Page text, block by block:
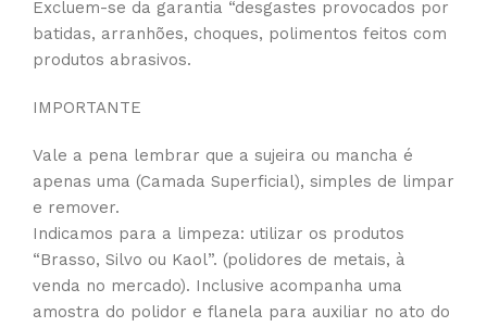
Excluem-se da garantia “desgastes provocados por
batidas, arranhões, choques, polimentos feitos com
produtos abrasivos.
IMPORTANTE
Vale a pena lembrar que a sujeira ou mancha é
apenas uma (Camada Superficial), simples de limpar
e remover.
Indicamos para a limpeza: utilizar os produtos
“Brasso, Silvo ou Kaol”. (polidores de metais, à
venda no mercado). Inclusive acompanha uma
amostra do polidor e flanela para auxiliar no ato do